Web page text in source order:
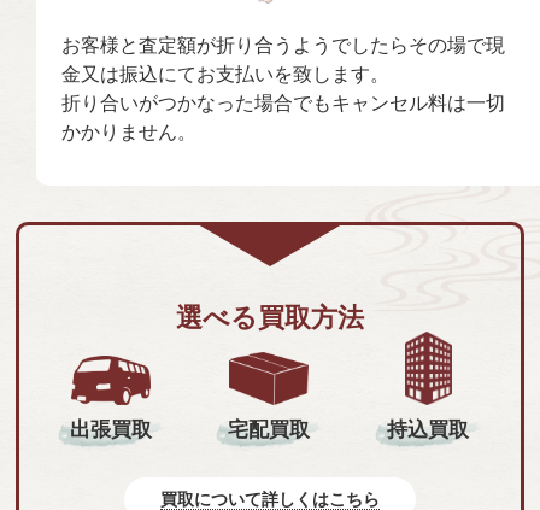
お客様と査定額が折り合うようでしたらその場で現
金又は振込にてお支払いを致します。
折り合いがつかなった場合でもキャンセル料は一切
かかりません。
選べる買取方法
出張買取 宅配買取 持込買取
買取について詳しくはこちら